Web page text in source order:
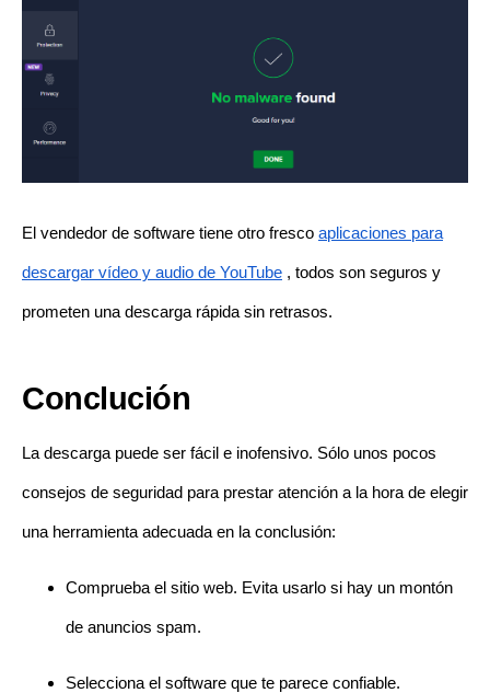
El vendedor de software tiene otro fresco aplicaciones para
descargar vídeo y audio de YouTube , todos son seguros y
prometen una descarga rápida sin retrasos.
Conclución
La descarga puede ser fácil e inofensivo. Sólo unos pocos
consejos de seguridad para prestar atención a la hora de elegir
una herramienta adecuada en la conclusión:
Comprueba el sitio web. Evita usarlo si hay un montón
de anuncios spam.
Selecciona el software que te parece confiable.